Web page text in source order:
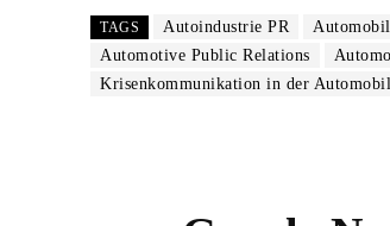
TAGS Autoindustrie PR
Automotive Public Relations
Krisenkommunikation in der